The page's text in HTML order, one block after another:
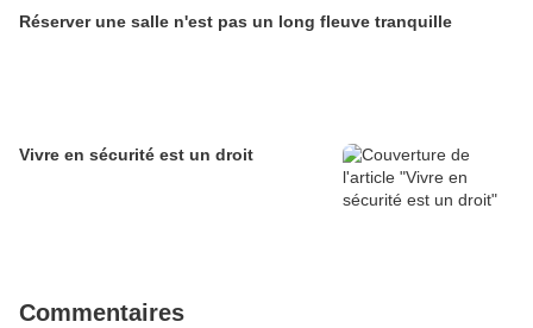
Réserver une salle n'est pas un long fleuve tranquille
Vivre en sécurité est un droit
Commentaires